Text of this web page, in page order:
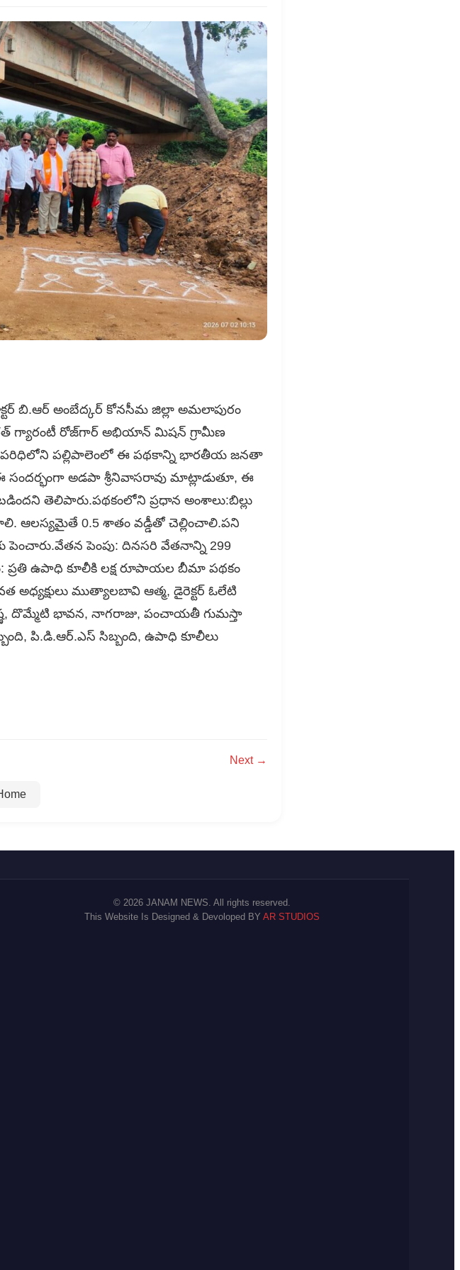
బి.ఆర్ అంబేద్కర్ కోనసీమ జిల్లా అమలాపురం
గ్యారంటీ రోజ్‌గార్ అభియాన్ మిషన్ గ్రామీణ
పరిధిలోని పల్లిపాలెంలో ఈ పథకాన్ని భారతీయ జనతా
సందర్భంగా అడపా శ్రీనివాసరావు మాట్లాడుతూ, ఈ
తెలిపారు.పథకంలోని ప్రధాన అంశాలు:బిల్లు
ఆలస్యమైతే 0.5 శాతం వడ్డీతో చెల్లించాలి.పని
పెంచారు.వేతన పెంపు: దినసరి వేతనాన్ని 299
ఉపాధి కూలీకి లక్ష రూపాయల బీమా పథకం
అధ్యక్షులు ముత్యాలబావి ఆత్మ, డైరెక్టర్ ఓలేటి
దొమ్మేటి భావన, నాగరాజు, పంచాయతీ గుమస్తా
పి.డి.ఆర్.ఎస్ సిబ్బంది, ఉపాధి కూలీలు
Next →
© 2026 JANAM NEWS. All rights reserved.
This Website Is Designed & Devoloped BY AR STUDIOS